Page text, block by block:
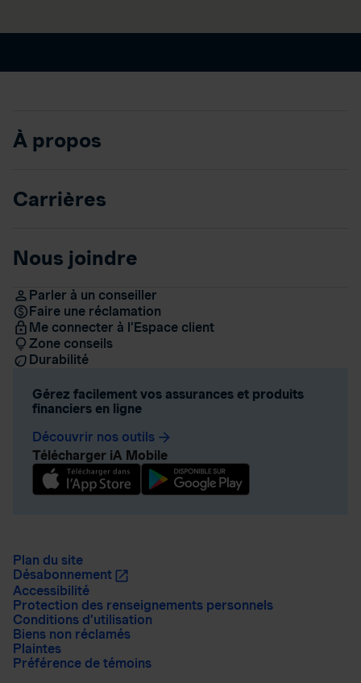
À propos
Carrières
Nous joindre
Parler à un conseiller
Faire une réclamation
Me connecter à l’Espace client
Zone conseils
Durabilité
Gérez facilement vos assurances et produits
financiers en ligne
Découvrir nos outils arrow_forward
Télécharger iA Mobile
Plan du site
Désabonnement
Accessibilité
Protection des renseignements personnels
Conditions d’utilisation
Biens non réclamés
Plaintes
Préférence de témoins